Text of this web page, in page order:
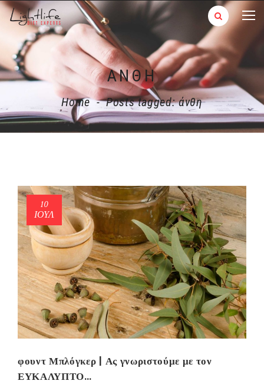
ΆΝΘΗ
Home - Posts tagged: άνθη
10
ΙΟΎΛ
φουντ Μπλόγκερ | Ας γνωριστούμε με τον
ΕΥΚΑΛΥΠΤΟ…